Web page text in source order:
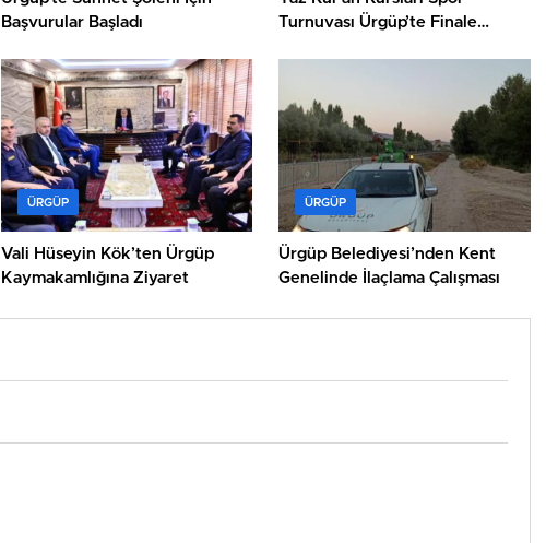
Başvurular Başladı
Turnuvası Ürgüp’te Finale
ÜRGÜP
Vali Hüseyin Kök’ten Ürgüp
Kaymakamlığına Ziyaret
ÜRGÜP
Ürgüp Belediyesi’nden Kent
Genelinde İlaçlama Çalışması